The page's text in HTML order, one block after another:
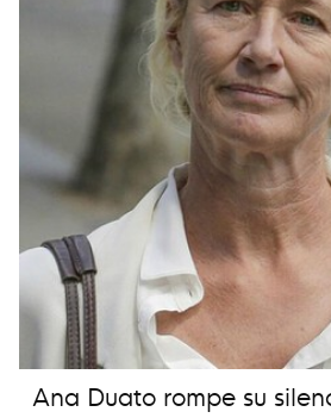
Ana Duato rompe su